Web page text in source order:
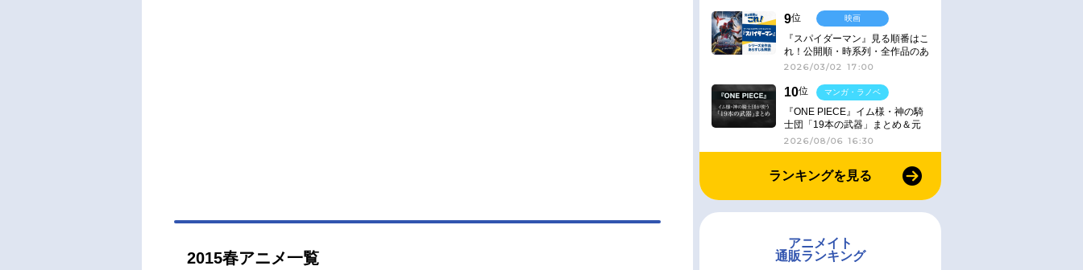
2015春アニメ一覧
9位
『スパイダーマン』見る順番はこ
れ！公開順・時系列・全作品のあ
らすじをまとめました
2026/03/02 17:00
映画
10位
『ONE PIECE』イム様・神の騎
士団「19本の武器」まとめ＆元
ネタ
2026/08/06 16:30
マンガ・ラノベ
ランキングを見る
アニメイト
通販ランキング